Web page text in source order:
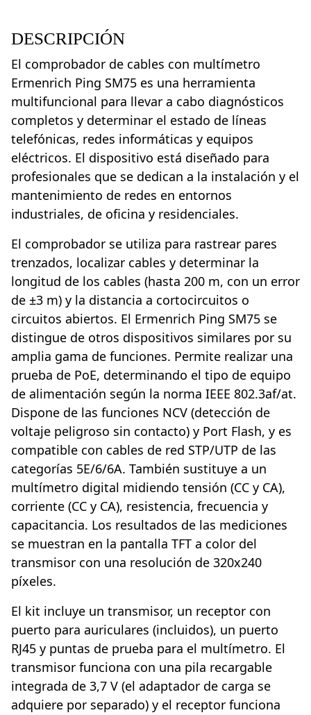
DESCRIPCIÓN
El comprobador de cables con multímetro
Ermenrich Ping SM75 es una herramienta
multifuncional para llevar a cabo diagnósticos
completos y determinar el estado de líneas
telefónicas, redes informáticas y equipos
eléctricos. El dispositivo está diseñado para
profesionales que se dedican a la instalación y el
mantenimiento de redes en entornos
industriales, de oficina y residenciales.
El comprobador se utiliza para rastrear pares
trenzados, localizar cables y determinar la
longitud de los cables (hasta 200 m, con un error
de ±3 m) y la distancia a cortocircuitos o
circuitos abiertos. El Ermenrich Ping SM75 se
distingue de otros dispositivos similares por su
amplia gama de funciones. Permite realizar una
prueba de PoE, determinando el tipo de equipo
de alimentación según la norma IEEE 802.3af/at.
Dispone de las funciones NCV (detección de
voltaje peligroso sin contacto) y Port Flash, y es
compatible con cables de red STP/UTP de las
categorías 5E/6/6A. También sustituye a un
multímetro digital midiendo tensión (CC y CA),
corriente (CC y CA), resistencia, frecuencia y
capacitancia. Los resultados de las mediciones
se muestran en la pantalla TFT a color del
transmisor con una resolución de 320x240
píxeles.
El kit incluye un transmisor, un receptor con
puerto para auriculares (incluidos), un puerto
RJ45 y puntas de prueba para el multímetro. El
transmisor funciona con una pila recargable
integrada de 3,7 V (el adaptador de carga se
adquiere por separado) y el receptor funciona